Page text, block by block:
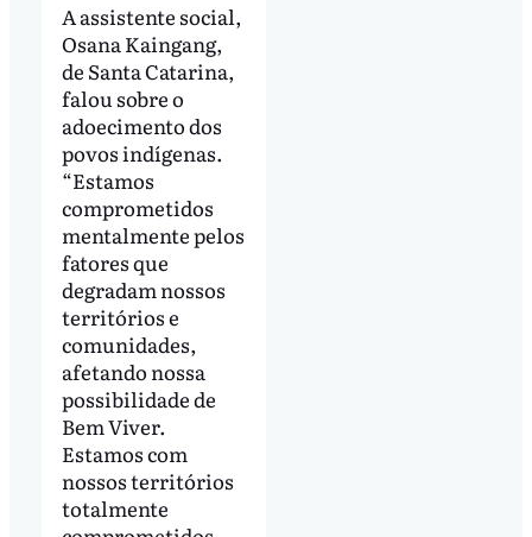
A assistente social,
Osana Kaingang,
de Santa Catarina,
falou sobre o
adoecimento dos
povos indígenas.
“Estamos
comprometidos
mentalmente pelos
fatores que
degradam nossos
territórios e
comunidades,
afetando nossa
possibilidade de
Bem Viver.
Estamos com
nossos territórios
totalmente